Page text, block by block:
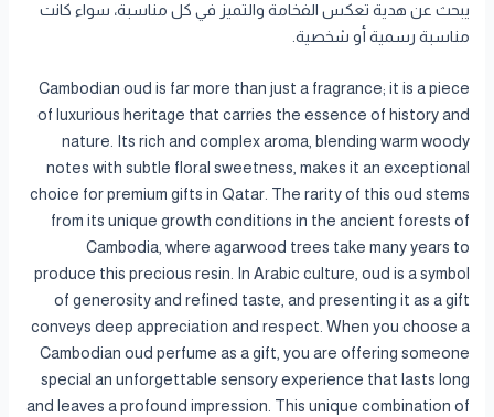
يبحث عن هدية تعكس الفخامة والتميز في كل مناسبة، سواء كانت
مناسبة رسمية أو شخصية.
Cambodian oud is far more than just a fragrance; it is a piece
of luxurious heritage that carries the essence of history and
nature. Its rich and complex aroma, blending warm woody
notes with subtle floral sweetness, makes it an exceptional
choice for premium gifts in Qatar. The rarity of this oud stems
from its unique growth conditions in the ancient forests of
Cambodia, where agarwood trees take many years to
produce this precious resin. In Arabic culture, oud is a symbol
of generosity and refined taste, and presenting it as a gift
conveys deep appreciation and respect. When you choose a
Cambodian oud perfume as a gift, you are offering someone
special an unforgettable sensory experience that lasts long
and leaves a profound impression. This unique combination of